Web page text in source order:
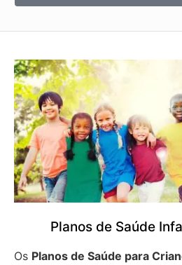
Planos de Saúde
Os Planos de Saúde para